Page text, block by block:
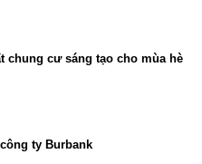
chung cư sáng tạo cho mùa hè
ty Burbank